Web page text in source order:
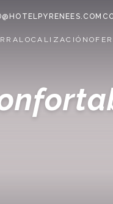
LOCALIZACIÓN